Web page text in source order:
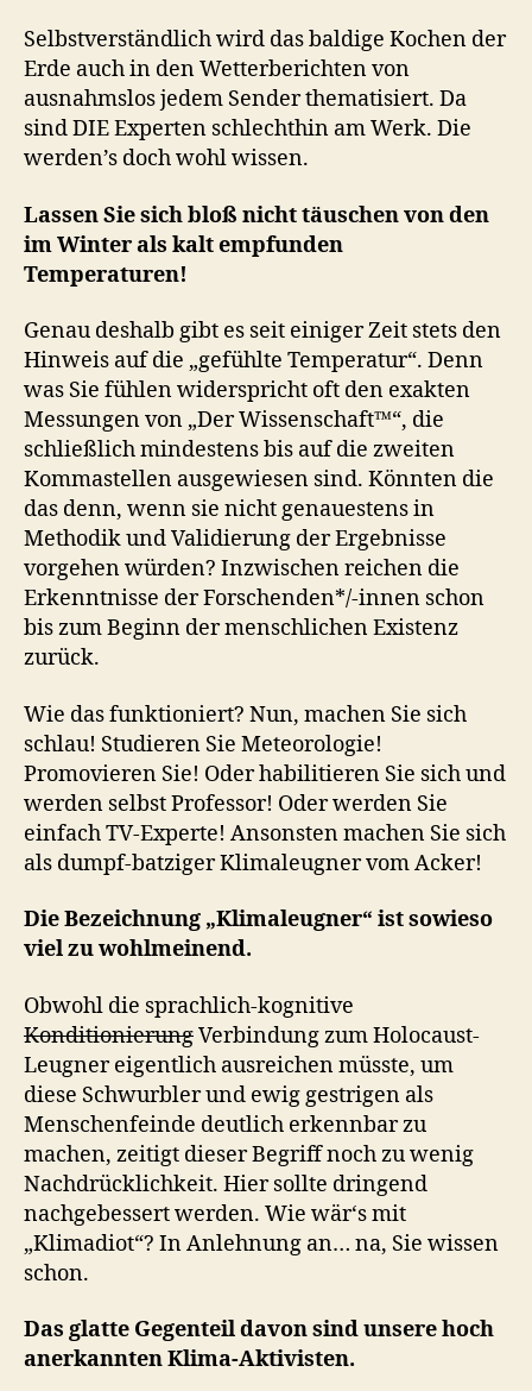
Selbstverständlich wird das baldige Kochen der
Erde auch in den Wetterberichten von
ausnahmslos jedem Sender thematisiert. Da
sind DIE Experten schlechthin am Werk. Die
werden’s doch wohl wissen.
Lassen Sie sich bloß nicht täuschen von den
im Winter als kalt empfunden
Temperaturen!
Genau deshalb gibt es seit einiger Zeit stets den
Hinweis auf die „gefühlte Temperatur“. Denn
was Sie fühlen widerspricht oft den exakten
Messungen von „Der Wissenschaft™“, die
schließlich mindestens bis auf die zweiten
Kommastellen ausgewiesen sind. Könnten die
das denn, wenn sie nicht genauestens in
Methodik und Validierung der Ergebnisse
vorgehen würden? Inzwischen reichen die
Erkenntnisse der Forschenden*/-innen schon
bis zum Beginn der menschlichen Existenz
zurück.
Wie das funktioniert? Nun, machen Sie sich
schlau! Studieren Sie Meteorologie!
Promovieren Sie! Oder habilitieren Sie sich und
werden selbst Professor! Oder werden Sie
einfach TV-Experte! Ansonsten machen Sie sich
als dumpf-batziger Klimaleugner vom Acker!
Die Bezeichnung „Klimaleugner“ ist sowieso
viel zu wohlmeinend.
Obwohl die sprachlich-kognitive
KonditionierungVerbindung zum Holocaust-
Leugner eigentlich ausreichen müsste, um
diese Schwurbler und ewig gestrigen als
Menschenfeinde deutlich erkennbar zu
machen, zeitigt dieser Begriff noch zu wenig
Nachdrücklichkeit. Hier sollte dringend
nachgebessert werden. Wie wär‘s mit
„Klimadiot“? In Anlehnung an… na, Sie wissen
schon.
Das glatte Gegenteil davon sind unsere hoch
anerkannten Klima-Aktivisten.